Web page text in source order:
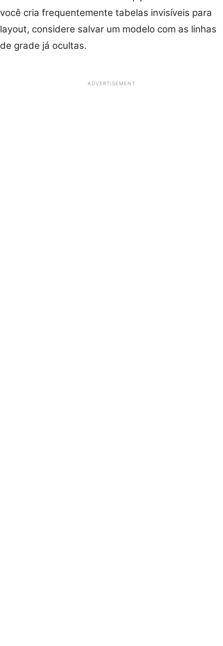
você cria frequentemente tabelas invisíveis para
layout, considere salvar um modelo com as linhas
de grade já ocultas.
ADVERTISEMENT